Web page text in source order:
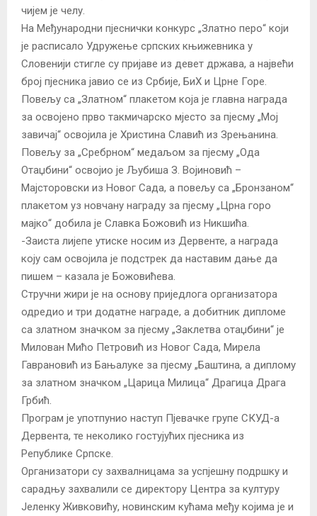
чијем је челу.
На Међународни пјеснички конкурс „Златно перо“ који
је расписало Удружење српских књижевника у
Словенији стигле су пријаве из девет држава, а највећи
број пјесника јавио се из Србије, БиХ и Црне Горе.
Повељу са „Златном“ плакетом која је главна награда
за освојено прво такмичарско мјесто за пјесму „Мој
завичај“ освојила је Христина Славић из Зрењанина.
Повељу за „Сребрном“ медаљом за пјесму „Ода
Отаџбини“ освојио је Љубиша З. Војиновић –
Мајсторовски из Новог Сада, а повељу са „Бронзаном“
плакетом уз новчану награду за пјесму „Црна горо
мајко“ добила је Славка Божовић из Никшића.
-Заиста лијепе утиске носим из Дервенте, а награда
коју сам освојила је подстрек да наставим дање да
пишем – казала је Божовићева.
Стручни жири је на основу приједлога организатора
одредио и три додатне награде, а добитник дипломе
са златном значком за пјесму „Заклетва отаџбини“ је
Милован Мићо Петровић из Новог Сада, Мирела
Гаврановић из Бањалуке за пјесму „Баштина, а диплому
за златном значком „Царица Милица“ Драгица Драга
Грбић.
Програм је употпунио наступ Пјевачке групе СКУД-а
Дервента, те неколико гостујућих пјесника из
Републике Српске.
Организатори су захвалницама за успјешну подршку и
сарадњу захвалили се директору Центра за културу
Јеленку Живковићу, новинским кућама међу којима је и